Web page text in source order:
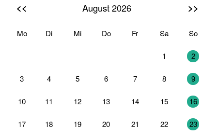
<< August 2026 >>
Mo Di Mi Do Fr Sa So
1 2
3 4 5 6 7 8 9
10 11 12 13 14 15 16
17 18 19 20 21 22 23